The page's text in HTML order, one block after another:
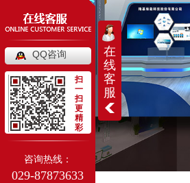
在
线
客
服
QQ咨询
扫
一
扫
更
精
彩
咨询热线：
029-87873633